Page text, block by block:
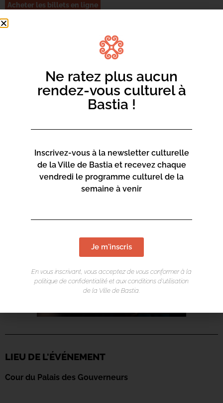
Acheter les billets en ligne
Mercredi 29 juillet: le pianiste ukrainien Antonii
BARYSHEVSKYI jouera Chopin, Debussy, Ligeti,
https://www.billetweb.fr/nuits-du-piano-
bastia-antonii-baryshevskyi
Vendredi 31 juillet : la jeune pianiste russe Anna
GENIUSHENE jouera Chopin et Brahms.
LIEU DE L'ÉVÉNEMENT
Cour du Palais des Gouverneurs
Ne ratez plus aucun
rendez-vous culturel à
Bastia !
Inscrivez-vous à la newsletter culturelle
de la Ville de Bastia et recevez chaque
vendredi le programme culturel de la
semaine à venir
Je m'inscris
En vous inscrivant, vous acceptez de vous conformer à la
politique de confidentialité et aux conditions d’utilisation
de la Ville de Bastia.